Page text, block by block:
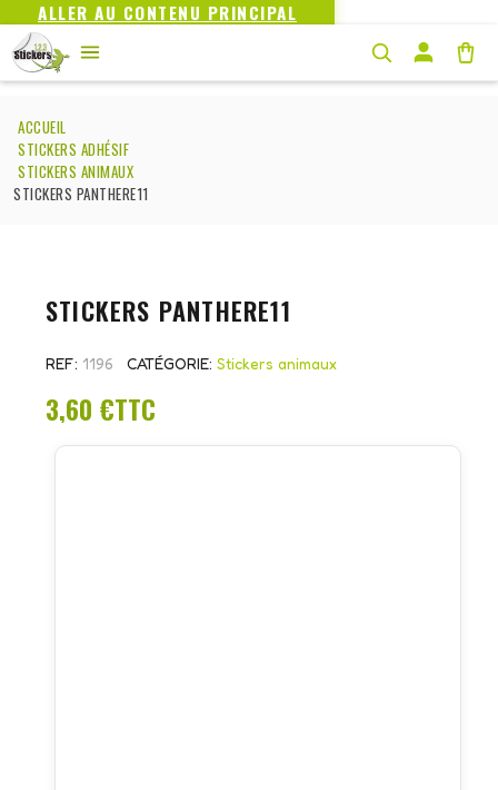
ALLER AU CONTENU PRINCIPAL
ACCUEIL
STICKERS ADHÉSIF
STICKERS ANIMAUX
STICKERS PANTHERE11
STICKERS PANTHERE11
REF 1196 CATÉGORIE Stickers animaux
3,60 €TTC